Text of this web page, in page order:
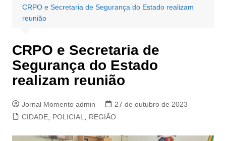
CRPO e Secretaria de Segurança do Estado realizam
reunião
CRPO e Secretaria de
Segurança do Estado
realizam reunião
Jornal Momento admin
27 de outubro de 2023
CIDADE, POLICIAL REGIÃO